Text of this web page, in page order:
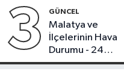
3 GÜNCEL
Malatya ve
İlçelerinin Hava
Durumu - 24
Temmuz 2026